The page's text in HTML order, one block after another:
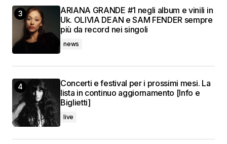
ARIANA GRANDE #1 negli album e vinili in
Uk. OLIVIA DEAN e SAM FENDER sempre
più da record nei singoli
news
Concerti e festival per i prossimi mesi. La
lista in continuo aggiornamento [Info e
Biglietti]
live